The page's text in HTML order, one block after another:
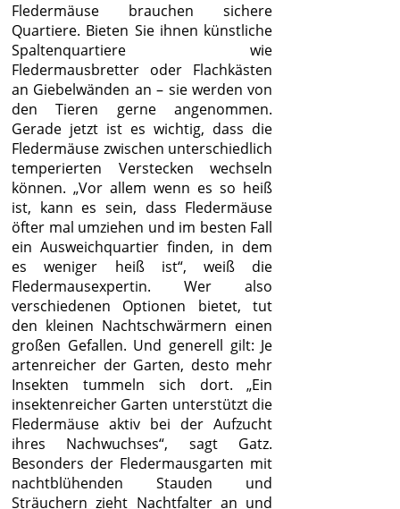
Fledermäuse brauchen sichere
Quartiere. Bieten Sie ihnen künstliche
Spaltenquartiere wie
Fledermausbretter oder Flachkästen
an Giebelwänden an – sie werden von
den Tieren gerne angenommen.
Gerade jetzt ist es wichtig, dass die
Fledermäuse zwischen unterschiedlich
temperierten Verstecken wechseln
können. „Vor allem wenn es so heiß
ist, kann es sein, dass Fledermäuse
öfter mal umziehen und im besten Fall
ein Ausweichquartier finden, in dem
es weniger heiß ist“, weiß die
Fledermausexpertin. Wer also
verschiedenen Optionen bietet, tut
den kleinen Nachtschwärmern einen
großen Gefallen. Und generell gilt: Je
artenreicher der Garten, desto mehr
Insekten tummeln sich dort. „Ein
insektenreicher Garten unterstützt die
Fledermäuse aktiv bei der Aufzucht
ihres Nachwuchses“, sagt Gatz.
Besonders der Fledermausgarten mit
nachtblühenden Stauden und
Sträuchern zieht Nachtfalter an und